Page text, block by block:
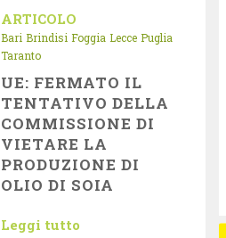
ARTICOLO
Bari Brindisi Foggia Lecce Puglia
Taranto
UE: FERMATO IL
TENTATIVO DELLA
COMMISSIONE DI
VIETARE LA
PRODUZIONE DI
OLIO DI SOIA
Leggi tutto